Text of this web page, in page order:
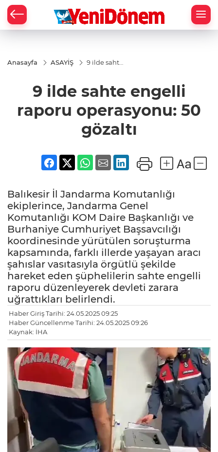
Anasayfa ASAYİŞ
9 ilde sahte
operasyonu:
50 gözaltı
9 ilde sahte engelli
raporu operasyonu: 50
gözaltı
Balıkesir İl Jandarma Komutanlığı
ekiplerince, Jandarma Genel
Komutanlığı KOM Daire Başkanlığı ve
Burhaniye Cumhuriyet Başsavcılığı
koordinesinde yürütülen soruşturma
kapsamında, farklı illerde yaşayan aracı
şahıslar vasıtasıyla örgütlü şekilde
hareket eden şüphelilerin sahte engelli
raporu düzenleyerek devleti zarara
uğrattıkları belirlendi.
Haber Giriş Tarihi: 24.05.2025 09:25
Haber Güncellenme Tarihi: 24.05.2025 09:26
Kaynak: İHA